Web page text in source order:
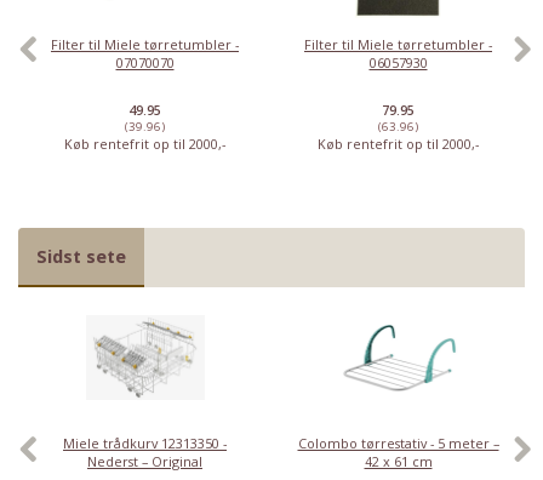
Filter til Miele tørretumbler -
07070070
49.95
(39.96)
Køb rentefrit op til 2000,-
Filter til Miele tørretumbler -
06057930
79.95
(63.96)
Køb rentefrit op til 2000,-
Sidst sete
Miele trådkurv 12313350 -
Nederst – Original
Colombo tørrestativ - 5 meter –
42 x 61 cm